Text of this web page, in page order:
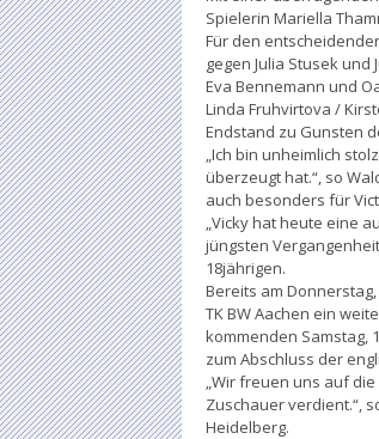
Spielerin Mariella
Für den
gegen Julia Stusek und
Eva Bennemann und
Linda Fruhvirtova /
Endstand zu Gunsten
„Ich bin unheimlich
überzeugt hat.“, so
auch besonders für
„Vicky hat heute eine
jüngsten
18jährigen.
Bereits am
TK BW Aachen ein
kommenden Samstag,
zum Abschluss der
„Wir freuen uns auf
Zuschauer verdient.“,
Heidelberg.